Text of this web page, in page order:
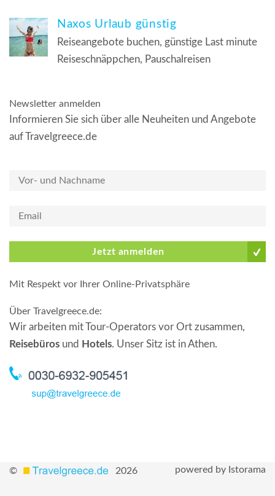
Naxos Urlaub günstig
Reiseangebote buchen, günstige Last minute
Reiseschnäppchen, Pauschalreisen
Newsletter anmelden
Informieren Sie sich über alle Neuheiten und Angebote
auf Travelgreece.de
Jetzt anmelden
Mit Respekt vor Ihrer Online-Privatsphäre
Über Travelgreece.de:
Wir arbeiten mit Tour-Operators vor Ort zusammen,
Reisebüros und Hotels. Unser Sitz ist in Athen.
© 2026 powered by Istorama